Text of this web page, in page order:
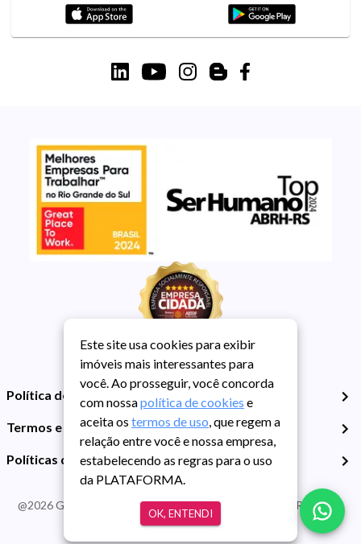
Política de Privacidade
Termos e Condições de Uso
Políticas de Cookies
@2026Guarida Imóvel. Todos os direitos reservados. CRECI RS -
413J | CNPJ Guarida: 89.398.606/0001-30
Este site usa cookies para exibir
imóveis mais interessantes para
você. Ao prosseguir, você concorda
com nossapolítica de cookies e
aceita os termos de uso, que regem a
relação entre você e nossa empresa,
estabelecendo as regras para o uso
da PLATAFORMA.
OK, ENTENDI